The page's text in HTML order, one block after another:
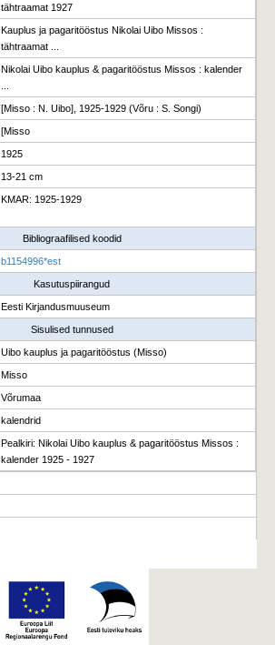
tähtraamat 1927
Kauplus ja pagaritööstus Nikolai Uibo Missos :
tähtraamat ...
Nikolai Uibo kauplus & pagaritööstus Missos : kalender
[Misso : N. Uibo], 1925-1929 (Võru : S. Songi)
[Misso
1925
13-21 cm
KMAR: 1925-1929
Bibliograafilised koodid
b1154996*est
Kasutuspiirangud
Eesti Kirjandusmuuseum
Sisulised tunnused
Uibo kauplus ja pagaritööstus (Misso)
Misso
Võrumaa
kalendrid
Pealkiri: Nikolai Uibo kauplus & pagaritööstus Missos :
kalender 1925 - 1927